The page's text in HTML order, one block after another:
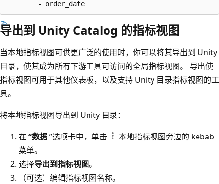
导出到 Unity Catalog 的指标视图
当本地指标视图可供更广泛的使用时，你可以将其导出到 Unity
目录，使其成为所有下游工具可访问的全局指标视图。 导出使
指标视图可用于其他仪表板，以及支持 Unity 目录指标视图的工
具。
将本地指标视图导出到 Unity 目录：
在 “数据”选项卡中，单击
本地指标视图旁边的 kebab
菜单。
选择导出到指标视图。
（可选）编辑指标视图名称。